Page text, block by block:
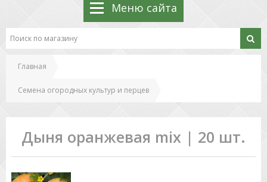
Меню сайта
Главная
Семена огородных культур и перцев
Дыня оранжевая mix | 20 шт.